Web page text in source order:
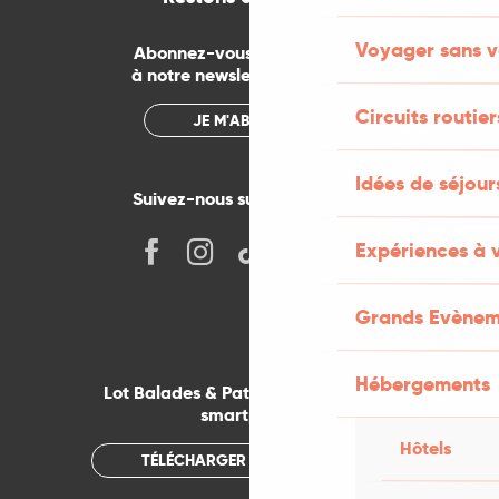
Voyager sans
Circuits
Idées de
Expériences à
Grands
Hébergements
Hôtels
Abonnez-vous gratuitement
à notre newsletter mensuelle
JE M'ABONNE
Suivez-nous sur les réseaux !
Lot Balades & Patrimoines sur votre
smartphone
TÉLÉCHARGER L'APPLICATION